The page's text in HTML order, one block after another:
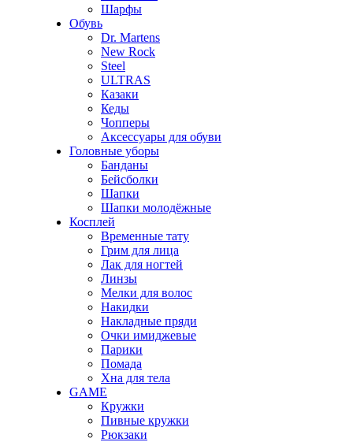
Шарфы
Обувь
Dr. Martens
New Rock
Steel
ULTRAS
Казаки
Кеды
Чопперы
Аксессуары для обуви
Головные уборы
Банданы
Бейсболки
Шапки
Шапки молодёжные
Косплей
Временные тату
Грим для лица
Лак для ногтей
Линзы
Мелки для волос
Накидки
Накладные пряди
Очки имиджевые
Парики
Помада
Хна для тела
GAME
Кружки
Пивные кружки
Рюкзаки